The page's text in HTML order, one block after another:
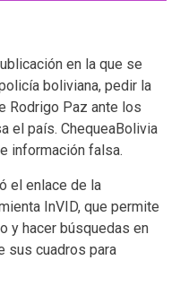
en la que se
boliviana, pedir la
Rodrigo Paz ante los
el país. ChequeaBolivia
información falsa.
el enlace de la
InVID, que permite
y hacer búsquedas en
sus cuadros para